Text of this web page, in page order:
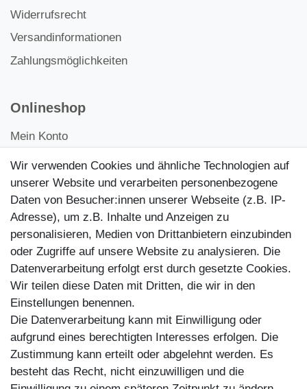
Widerrufsrecht
Versandinformationen
Zahlungsmöglichkeiten
Onlineshop
Mein Konto
Kontakt
Kundenretouren
Reparaturservice
Zahlungsarten
Wir verwenden Cookies und ähnliche Technologien auf
unserer Website und verarbeiten personenbezogene
Daten von Besucher:innen unserer Webseite (z.B. IP-
Adresse), um z.B. Inhalte und Anzeigen zu
personalisieren, Medien von Drittanbietern einzubinden
oder Zugriffe auf unsere Website zu analysieren. Die
Datenverarbeitung erfolgt erst durch gesetzte Cookies.
Wir teilen diese Daten mit Dritten, die wir in den
Einstellungen benennen.
Die Datenverarbeitung kann mit Einwilligung oder
aufgrund eines berechtigten Interesses erfolgen. Die
Zustimmung kann erteilt oder abgelehnt werden. Es
besteht das Recht, nicht einzuwilligen und die